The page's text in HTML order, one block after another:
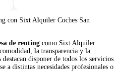
con Sixt Alquiler Coches San
de renting como Sixt Alquiler
la transparencia y la
disponer de todos los servicios
a distintas necesidades profesionales o